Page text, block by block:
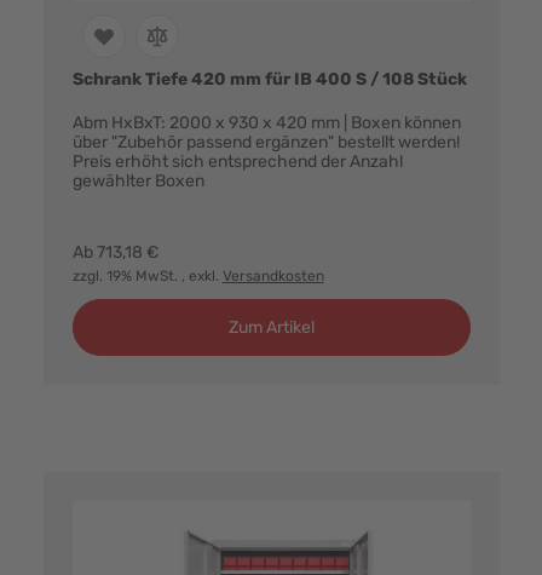
Schrank Tiefe 420 mm für IB 400 S / 108 Stück
Abm HxBxT: 2000 x 930 x 420 mm | Boxen können
über "Zubehör passend ergänzen" bestellt werden!
Preis erhöht sich entsprechend der Anzahl
gewählter Boxen
Ab 713,18 €
zzgl. 19% MwSt. , exkl. Versandkosten
Zum Artikel